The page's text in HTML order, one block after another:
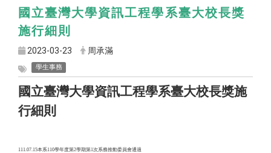
國立臺灣大學資訊工程學系臺大校長獎
施行細則
2023-03-23 周承滿
學生事務
國立臺灣大學資訊工程學系臺大校長獎施
行細則
111.07.15本系110學年度第2學期第1次系務推動委員會通過